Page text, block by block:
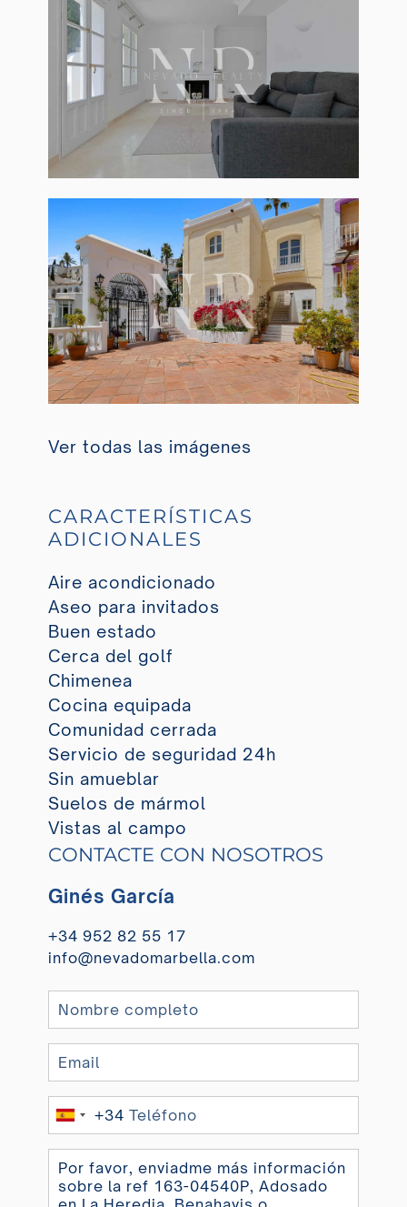
Ver todas las imágenes
CARACTERÍSTICAS
ADICIONALES
Aire acondicionado
Aseo para invitados
Buen estado
Cerca del golf
Chimenea
Cocina equipada
Comunidad cerrada
Servicio de seguridad 24h
Sin amueblar
Suelos de mármol
Vistas al campo
CONTACTE CON NOSOTROS
Ginés García
+34 952 82 55 17
info@nevadomarbella.com
Spain+34